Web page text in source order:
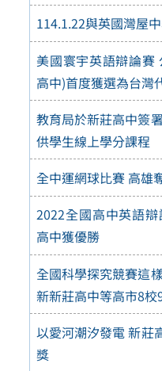
114.1.22與英國灣屋
美國寰宇英語辯論賽
高中)首度獲選為台灣
教育局於新莊高中簽
供學生線上學分課程
全中運網球比賽 高雄
2022全國高中英語
高中獲優勝
全國科學探究競賽這
新新莊高中等高市8
以愛河潮汐發電 新莊
獎